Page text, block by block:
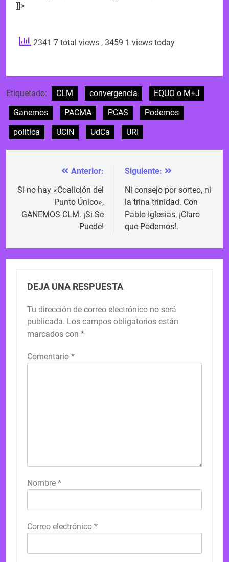
]]>
2341 7 total views , 3459 1 views today
Etiquetado: CLM convergencia
EQUO o M+J
Ganemos
PACMA PCAS
Podemos
politica
UCIN UdCa URI
Navegación
de
entradas
Anterior:
Si no hay «Coalición del
Punto Único»,
GANEMOS-CLM. ¡Si Se
Puede!
Siguiente:
Ni consejo por sorteo, ni
la trina trinidad. Con
Pablo Iglesias, ¡Claro
que Podemos!.
DEJA UNA RESPUESTA
Tu dirección de correo electrónico no será
publicada. Los campos obligatorios están
marcados con *
Comentario *
Nombre *
Correo electrónico *